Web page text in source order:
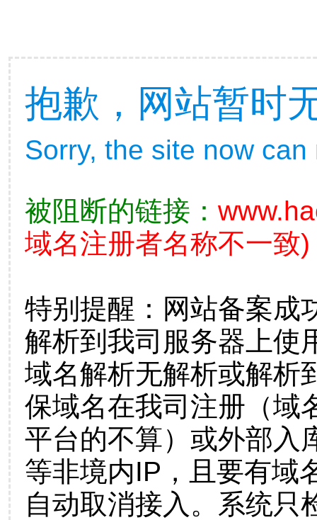
抱歉，网站暂时
Sorry, the site now
被阻断的链接：
域名注册者名称不一致)
特别提醒：网站备案成
解析到我司服务器上使
域名解析无解析或解析
保域名在我司注册（域
平台的不算）或外部入
等非境内IP，且要有域
自动取消接入。系统只